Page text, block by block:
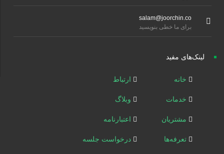
salam@joorchin.co
برای ما خطی بنویسید
لینک‌های مفید
خانه
خدمات
مشتریان
تعرفه‌ها
ارتباط
وبلاگ
اعتبارنامه
درخواست جلسه